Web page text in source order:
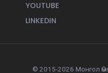
YOUTUBE
LINKEDIN
© 2015-2026 Монгол